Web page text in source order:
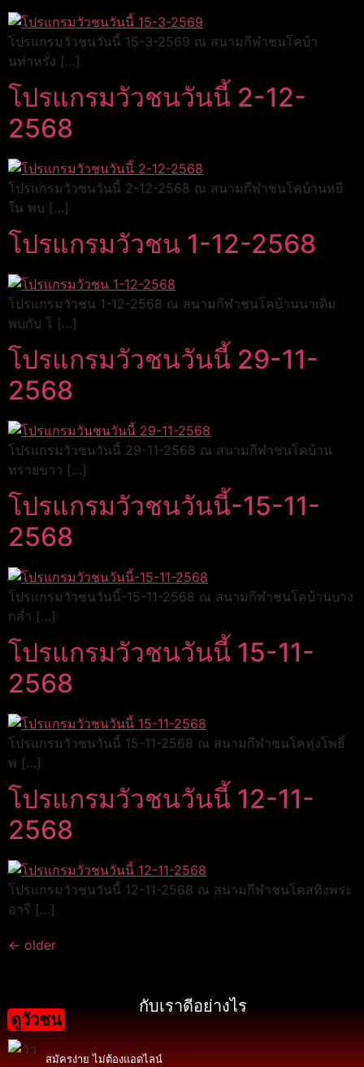
โปรแกรมวัวชนวันนี้ 15-3-2569 ณ สนามกีฬาชนโคบ้า
นท่าหรั่ง […]
โปรแกรมวัวชนวันนี้ 2-12-
2568
โปรแกรมวัวชนวันนี้ 2-12-2568 ณ สนามกีฬาชนโคบ้านหยี
ใน พบ […]
โปรแกรมวัวชน 1-12-2568
โปรแกรมวัวชน 1-12-2568 ณ สนามกีฬาชนโคบ้านนาเดิม
พบกับ โ […]
โปรแกรมวัวชนวันนี้ 29-11-
2568
โปรแกรมวัวชนวันนี้ 29-11-2568 ณ สนามกีฬาชนโคบ้าน
ทรายขาว […]
โปรแกรมวัวชนวันนี้-15-11-
2568
โปรแกรมวัวชนวันนี้-15-11-2568 ณ สนามกีฬาชนโคบ้านบาง
กล่ำ […]
โปรแกรมวัวชนวันนี้ 15-11-
2568
โปรแกรมวัวชนวันนี้ 15-11-2568 ณ สนามกีฬาชนโคทุ่งโพธิ์
พ […]
โปรแกรมวัวชนวันนี้ 12-11-
2568
โปรแกรมวัวชนวันนี้ 12-11-2568 ณ สนามกีฬาชนโคสทิงพระ
อารี […]
← older
ดูวัวชน
กับเราดีอย่างไร
สมัครง่าย ไม่ต้องแอดไลน์